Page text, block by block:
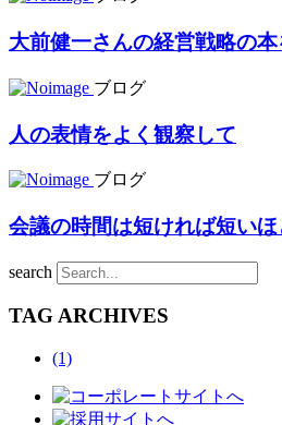
大前健一さんの経営戦略の
ブログ
人の表情をよく観察して
ブログ
会議の時間は短ければ短いほ
search
TAG ARCHIVES
(1)